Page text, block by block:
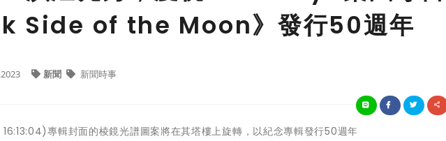
Side of the Moon》發行50週年
新聞 新聞時事
專輯封面的棱鏡光譜圖案將在其塔樓上旋轉，以紀念專輯發行50週年